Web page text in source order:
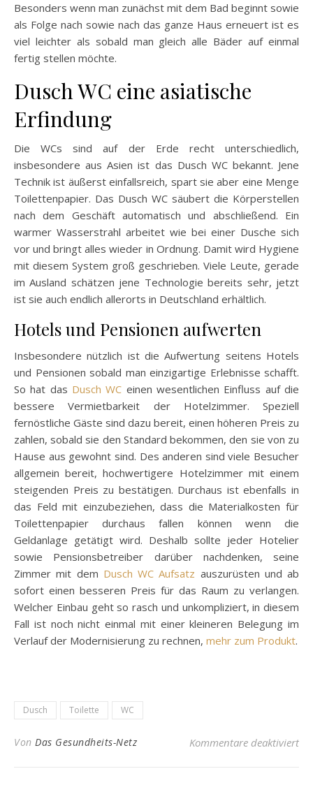
Besonders wenn man zunächst mit dem Bad beginnt sowie
als Folge nach sowie nach das ganze Haus erneuert ist es
viel leichter als sobald man gleich alle Bäder auf einmal
fertig stellen möchte.
Dusch WC eine asiatische
Erfindung
Die WCs sind auf der Erde recht unterschiedlich,
insbesondere aus Asien ist das Dusch WC bekannt. Jene
Technik ist äußerst einfallsreich, spart sie aber eine Menge
Toilettenpapier. Das Dusch WC säubert die Körperstellen
nach dem Geschäft automatisch und abschließend. Ein
warmer Wasserstrahl arbeitet wie bei einer Dusche sich
vor und bringt alles wieder in Ordnung. Damit wird Hygiene
mit diesem System groß geschrieben. Viele Leute, gerade
im Ausland schätzen jene Technologie bereits sehr, jetzt
ist sie auch endlich allerorts in Deutschland erhältlich.
Hotels und Pensionen aufwerten
Insbesondere nützlich ist die Aufwertung seitens Hotels
und Pensionen sobald man einzigartige Erlebnisse schafft.
So hat das Dusch WC einen wesentlichen Einfluss auf die
bessere Vermietbarkeit der Hotelzimmer. Speziell
fernöstliche Gäste sind dazu bereit, einen höheren Preis zu
zahlen, sobald sie den Standard bekommen, den sie von zu
Hause aus gewohnt sind. Des anderen sind viele Besucher
allgemein bereit, hochwertigere Hotelzimmer mit einem
steigenden Preis zu bestätigen. Durchaus ist ebenfalls in
das Feld mit einzubeziehen, dass die Materialkosten für
Toilettenpapier durchaus fallen können wenn die
Geldanlage getätigt wird. Deshalb sollte jeder Hotelier
sowie Pensionsbetreiber darüber nachdenken, seine
Zimmer mit dem Dusch WC Aufsatz auszurüsten und ab
sofort einen besseren Preis für das Raum zu verlangen.
Welcher Einbau geht so rasch und unkompliziert, in diesem
Fall ist noch nicht einmal mit einer kleineren Belegung im
Verlauf der Modernisierung zu rechnen, mehr zum Produkt.
Dusch Toilette WC
Von Das Gesundheits-Netz Kommentare deaktiviertfür